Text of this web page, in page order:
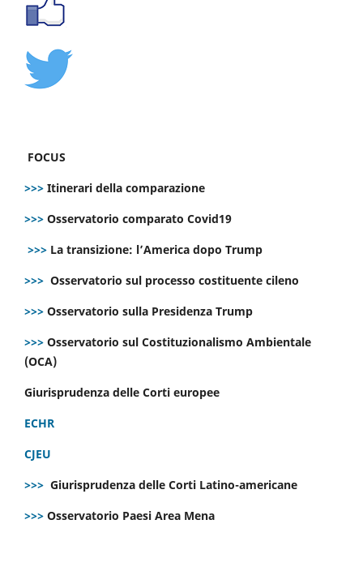
FOCUS
>>> Itinerari della comparazione
>>> Osservatorio comparato Covid19
>>> La transizione: l’America dopo Trump
>>> Osservatorio sul processo costituente cileno
>>> Osservatorio sulla Presidenza Trump
>>> Osservatorio sul Costituzionalismo Ambientale
(OCA)
Giurisprudenza delle Corti europee
ECHR
CJEU
>>> Giurisprudenza delle Corti Latino-americane
>>> Osservatorio Paesi Area Mena